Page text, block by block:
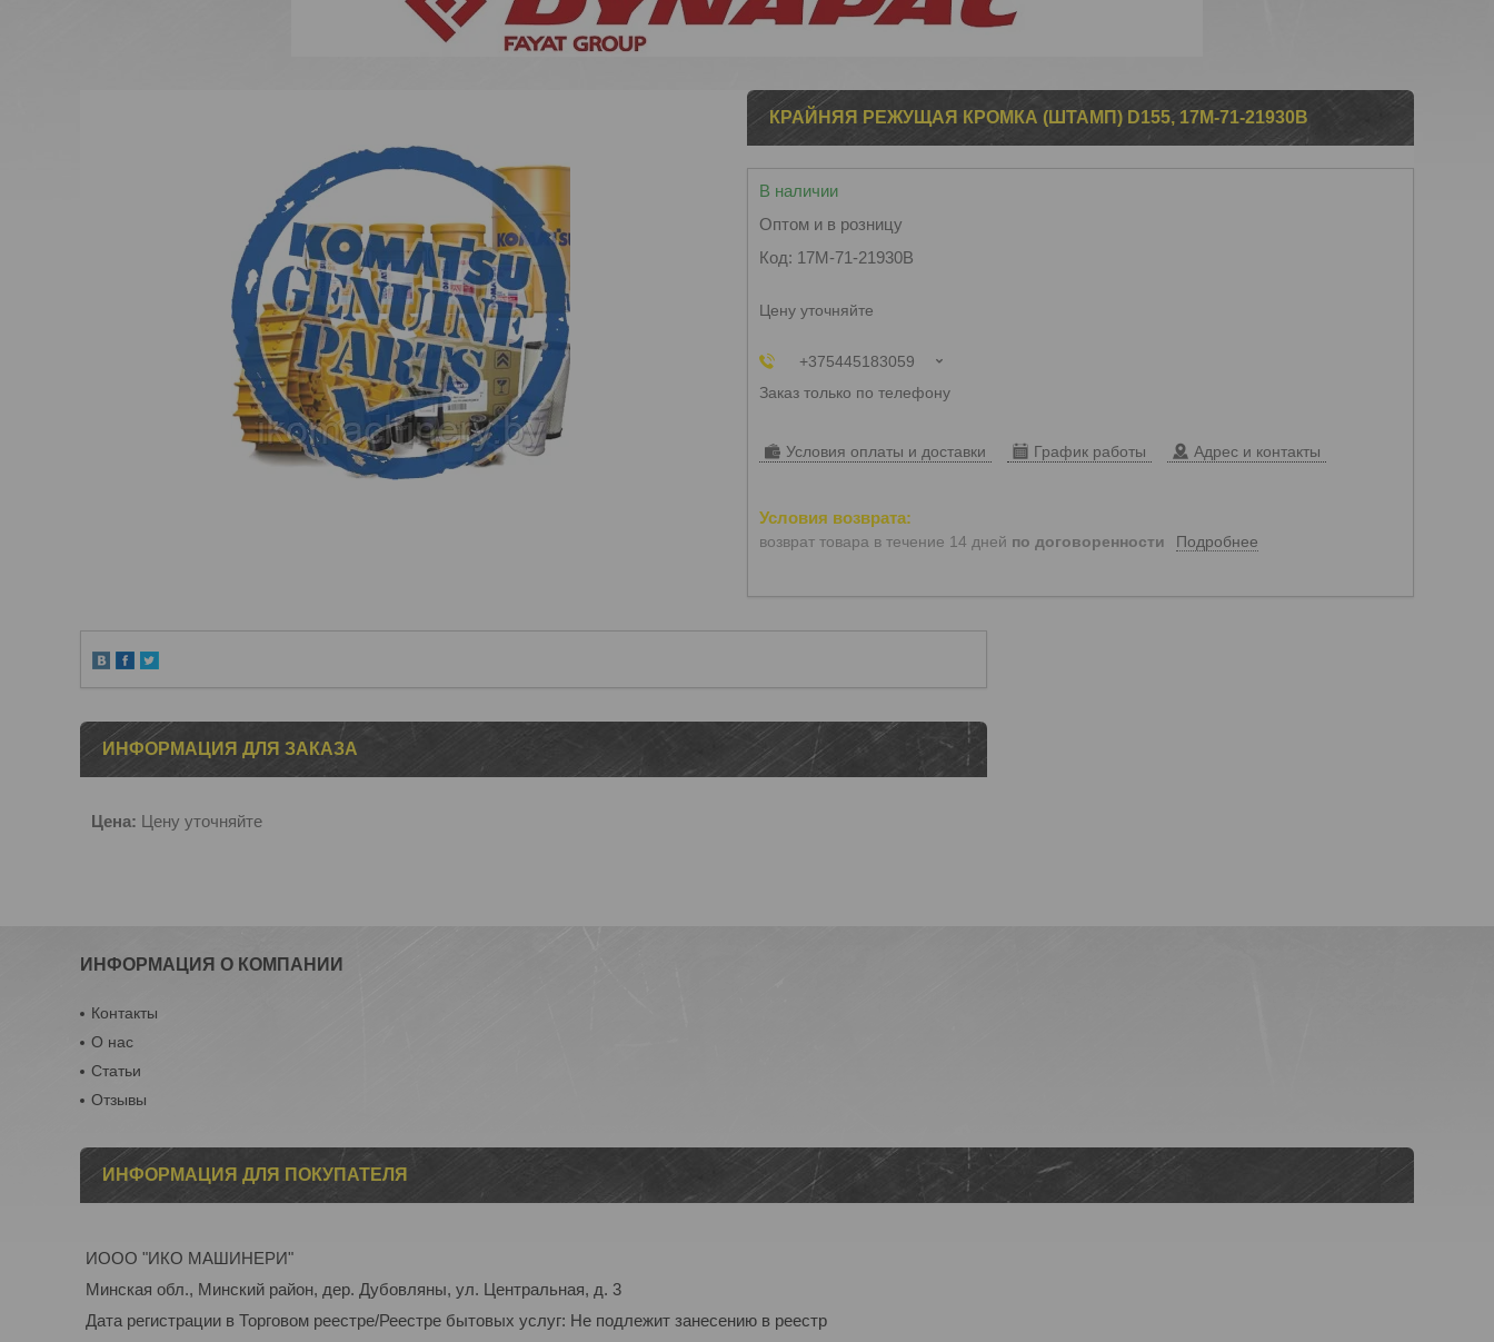
КРАЙНЯЯ РЕЖУЩАЯ КРОМКА (ШТАМП) D155, 17M-71-21930B
В наличии
Оптом и в розницу
Код: 17M-71-21930B
Цену уточняйте
+375445183059
Заказ только по телефону
Условия оплаты и доставки График работы Адрес и контакты
возврат товара в течение 14 дней по договоренности Подробнее
ИНФОРМАЦИЯ ДЛЯ ЗАКАЗА
Цена: Цену уточняйте
ИНФОРМАЦИЯ О КОМПАНИИ
Контакты
О нас
Статьи
Отзывы
ИНФОРМАЦИЯ ДЛЯ ПОКУПАТЕЛЯ
ИООО "ИКО МАШИНЕРИ"
Минская обл., Минский район, дер. Дубовляны, ул. Центральная, д. 3
Дата регистрации в Торговом реестре/Реестре бытовых услуг: Не подлежит занесению в реестр